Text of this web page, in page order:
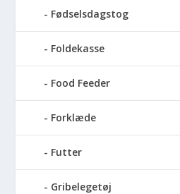
Fødselsdagstog
Foldekasse
Food Feeder
Forklæde
Futter
Gribelegetøj